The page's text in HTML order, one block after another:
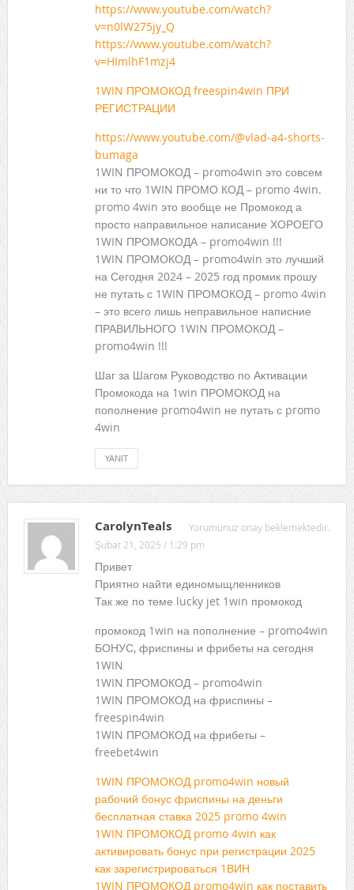
https://www.youtube.com/watch?
v=n0lW275jy_Q
https://www.youtube.com/watch?
v=HImlhF1mzj4
1WIN ПРОМОКОД freespin4win ПРИ
РЕГИСТРАЦИИ
https://www.youtube.com/@vlad-a4-shorts-
bumaga
1WIN ПРОМОКОД – promo4win это совсем
ни то что 1WIN ПРОМО КОД – promo 4win.
promo 4win это вообще не Промокод а
просто направильное написание ХОРОЕГО
1WIN ПРОМОКОДА – promo4win !!!
1WIN ПРОМОКОД – promo4win это лучший
на Сегодня 2024 – 2025 год промик прошу
не путать с 1WIN ПРОМОКОД – promo 4win
– это всего лишь неправильное написние
ПРАВИЛЬНОГО 1WIN ПРОМОКОД –
promo4win !!!
Шаг за Шагом Руководство по Активации
Промокода на 1win ПРОМОКОД на
пополнение promo4win не путать с promo
4win
YANIT
Yorumunuz onay beklemektedir.
CarolynTeals
Şubat 21, 2025 / 1:29 pm
Привет
Приятно найти единомыщленников
Так же по теме lucky jet 1win промокод
промокод 1win на пополнение – promo4win
БОНУС, фриспины и фрибеты на сегодня
1WIN
1WIN ПРОМОКОД – promo4win
1WIN ПРОМОКОД на фриспины –
freespin4win
1WIN ПРОМОКОД на фрибеты –
freebet4win
1WIN ПРОМОКОД promo4win новый
рабочий бонус фриспины на деньги
бесплатная ставка 2025 promo 4win
1WIN ПРОМОКОД promo 4win как
активировать бонус при регистрации 2025
как зарегистрироваться 1ВИН
1WIN ПРОМОКОД promo4win как поставить